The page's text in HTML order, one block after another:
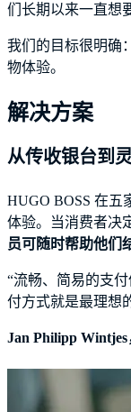
们长期以来一直想
我们的目标很明确
解决方案
从传收银台到
HUGO BOSS 在五
体验。当消费者决
员可随时帮助他们
“流畅、简易的支
付方式就是最理想
Jan Philipp